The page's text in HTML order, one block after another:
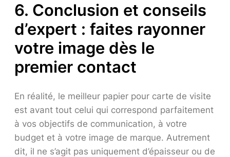
6. Conclusion et conseils
d’expert : faites rayonner
votre image dès le
premier contact
En réalité, le meilleur papier pour carte de visite
est avant tout celui qui correspond parfaitement
à vos objectifs de communication, à votre
budget et à votre image de marque. Autrement
dit, il ne s’agit pas uniquement d’épaisseur ou de